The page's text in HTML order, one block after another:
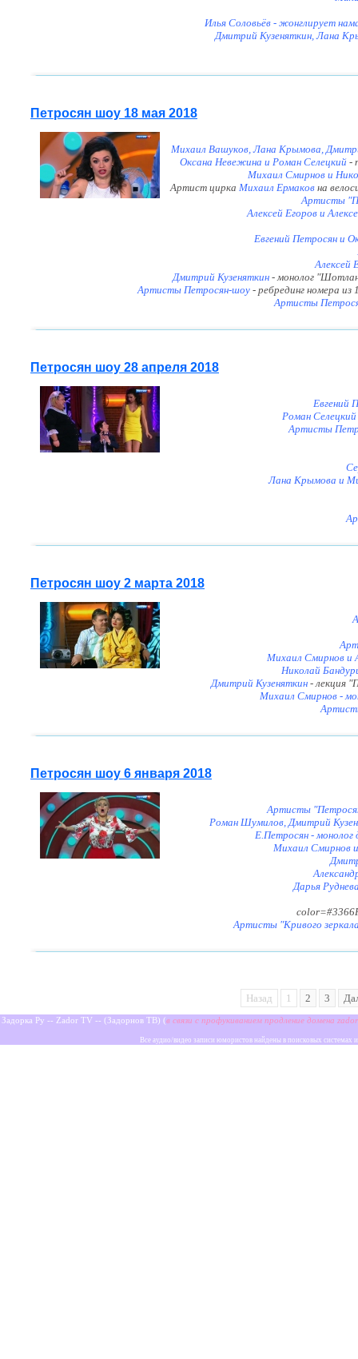
Илья Соловьёв - жонглирует
Дмитрий Кузеняткин, Лана
Петросян шоу 18 мая 2018
Михаил Вашуков, Лана Крымова,
Оксана Невежина и Роман Селецкий -
Михаил Смирнов и
Артист цирка Михаил Ермаков на
Артисты
Алексей Егоров и
Евгений Петросян и
Алексей
Дмитрий Кузеняткин - монолог
Артисты Петросян-шоу - ребрединг номера
Артисты
Петросян шоу 28 апреля 2018
Евгений
Роман
Артисты
Лана Крымова и
Петросян шоу 2 марта 2018
Михаил Смирнов и
Николай
Дмитрий Кузеняткин - лекция
Михаил Смирнов -
Петросян шоу 6 января 2018
Артисты
Роман Шумилов, Дмитрий
Е.Петросян - монолог
Михаил Смирнов и
Дарья
Артисты "Кривого
Назад 1 2 3
Задорка Ру -- Zador TV -- (Задорнов ТВ) (в связи с профукиванием продление домена
Все аудио/видео записи юмористов найдены в поисковых системах